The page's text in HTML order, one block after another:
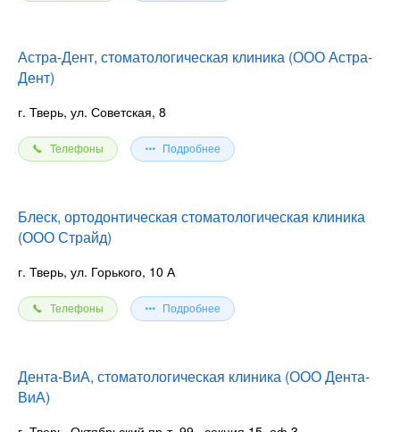
Астра-Дент, стоматологическая клиника (ООО Астра-
Дент)
г. Тверь, ул. Советская, 8
Телефоны Подробнее
Блеск, ортодонтическая стоматологическая клиника
(ООО Страйд)
г. Тверь, ул. Горького, 10 А
Телефоны Подробнее
Дента-ВиА, стоматологическая клиника (ООО Дента-
ВиА)